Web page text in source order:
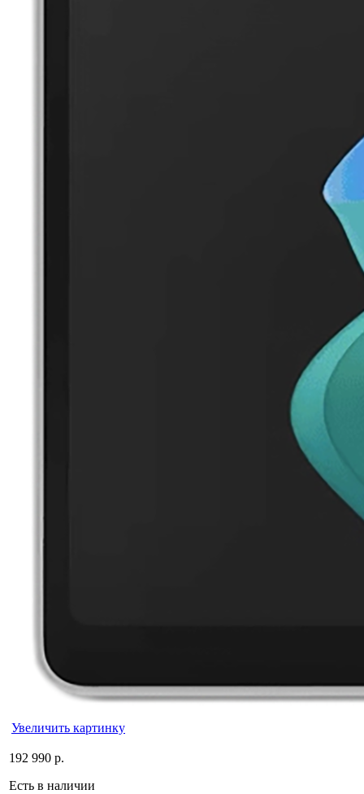
Увеличить картинку
192 990 р.
Есть в наличии